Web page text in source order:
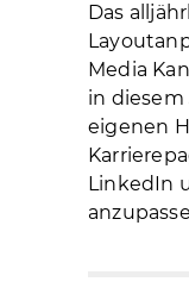
Das
Media
in diesem
eigenen
LinkedIn